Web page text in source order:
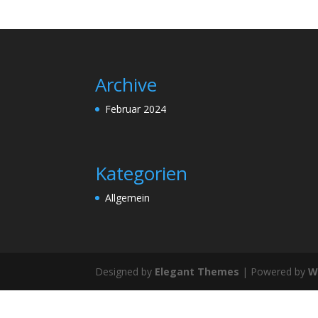
Archive
Februar 2024
Kategorien
Allgemein
Designed by Elegant Themes | Powered by